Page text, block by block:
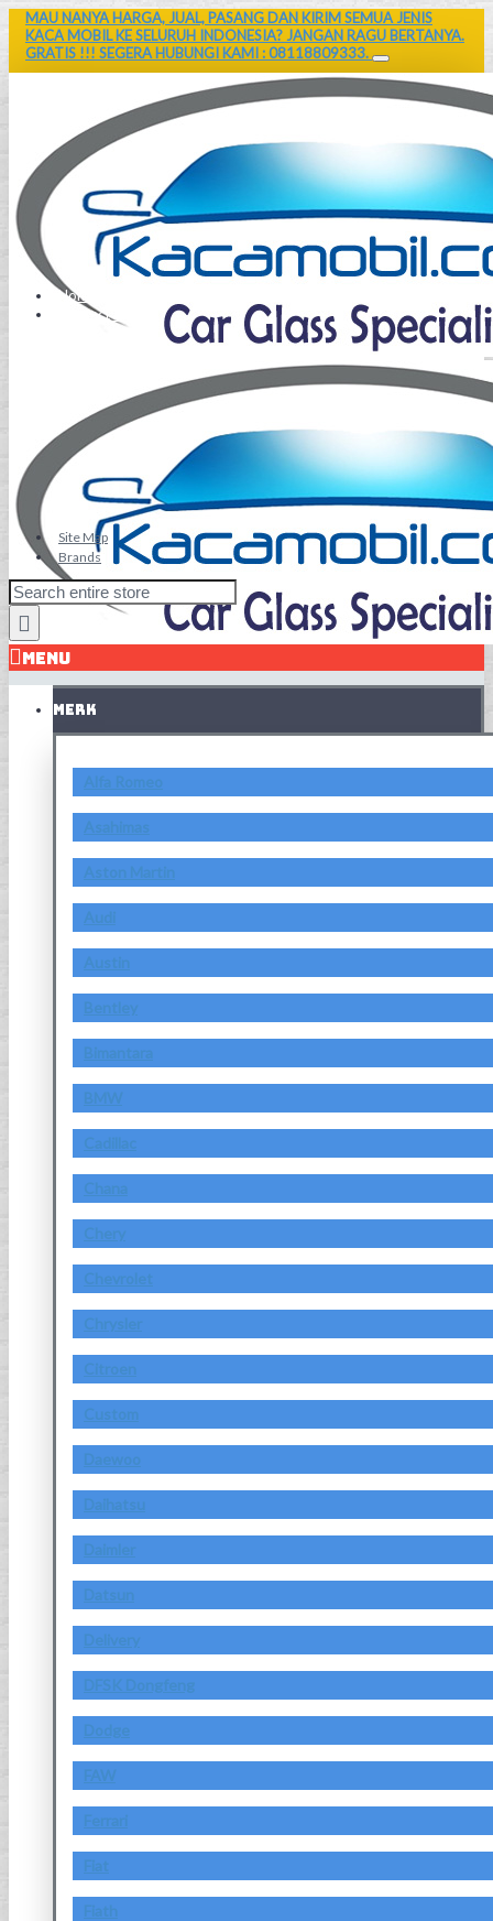
MAU NANYA HARGA, JUAL, PASANG DAN KIRIM SEMUA JENIS
KACA MOBIL KE SELURUH INDONESIA? JANGAN RAGU BERTANYA.
GRATIS !!! SEGERA HUBUNGI KAMI : 08118809333.
Home
Contact Us
Site Map
Brands
MENU
MERK
Alfa Romeo
Asahimas
Aston Martin
Audi
Austin
Bentley
Bimantara
BMW
Cadillac
Chana
Chery
Chevrolet
Chrysler
Citroen
Custom
Daewoo
Daihatsu
Daimler
Datsun
Delivery
DFSK Dongfeng
Dodge
FAW
Ferrari
Fiat
Fiath